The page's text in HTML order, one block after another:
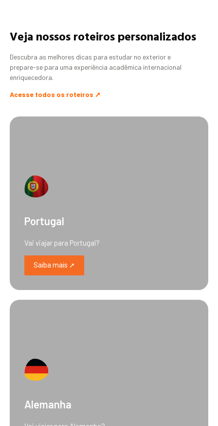
Veja nossos roteiros personalizados
Descubra as melhores dicas para estudar no exterior e
prepare-se para uma experiência acadêmica internacional
enriquecedora.
Acesse todos os roteiros ➚
Portugal
Vai viajar para Portugal?
Saiba mais ➚
Alemanha